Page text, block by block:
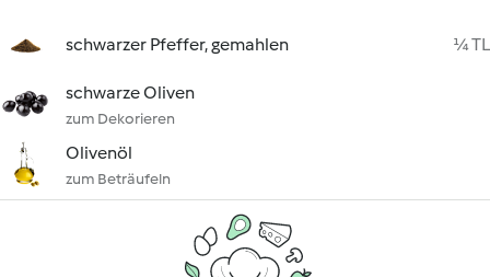
schwarzer Pfeffer, gemahlen ¼ TL
schwarze Oliven
zum Dekorieren
Olivenöl
zum Beträufeln